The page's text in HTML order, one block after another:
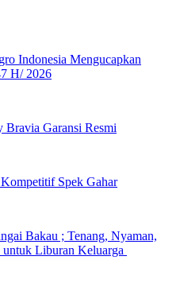
Indonesia Mengucapkan
H/ 2026
Garansi Resmi
Spek Gahar
Bakau ; Tenang, Nyaman,
Liburan Keluarga